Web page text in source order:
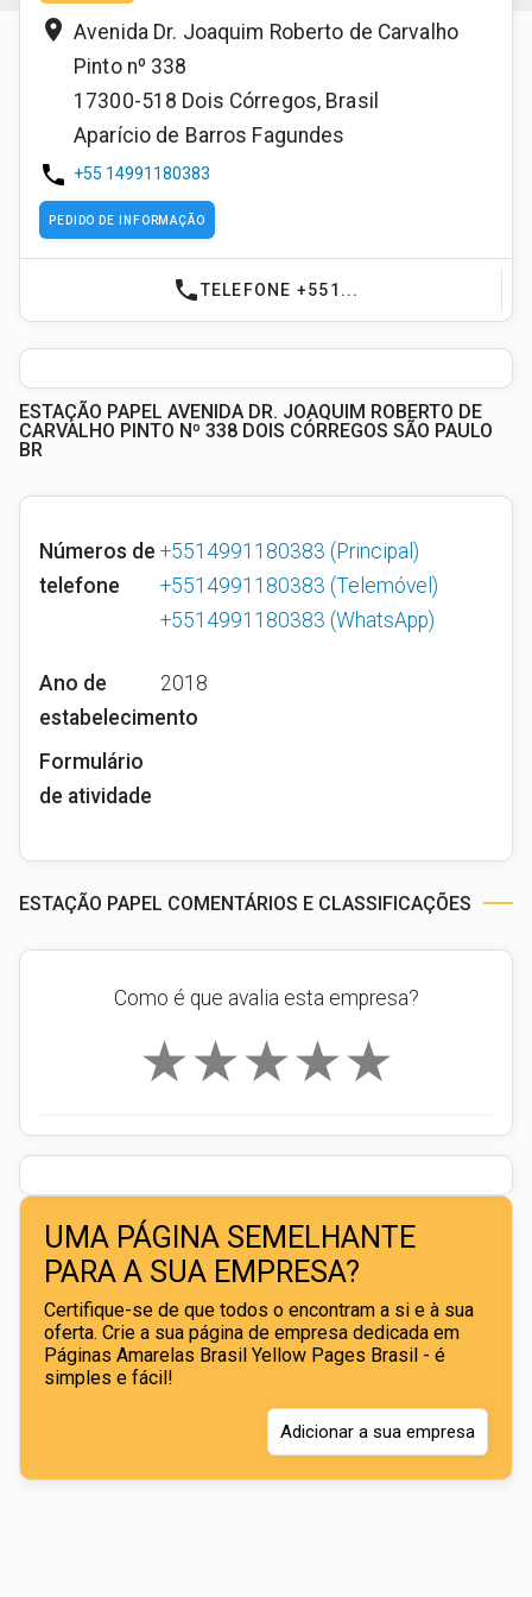
place Avenida Dr. Joaquim Roberto de Carvalho
Pinto nº 338
17300-518 Dois Córregos, Brasil
Aparício de Barros Fagundes
phone +55 14991180383
PEDIDO DE INFORMAÇÃO
phoneTELEFONE +551...
ESTAÇÃO PAPEL AVENIDA DR. JOAQUIM ROBERTO DE
CARVALHO PINTO Nº 338 DOIS CÓRREGOS SÃO PAULO
BR
Números de
telefone
+5514991180383 (Principal)
+5514991180383 (Telemóvel)
+5514991180383 (WhatsApp)
Ano de
estabelecimento
2018
Formulário
de atividade
ESTAÇÃO PAPEL COMENTÁRIOS E CLASSIFICAÇÕES
Como é que avalia esta empresa?
★
★
★
★
★
UMA PÁGINA SEMELHANTE
PARA A SUA EMPRESA?
Certifique-se de que todos o encontram a si e à sua
oferta. Crie a sua página de empresa dedicada em
Páginas Amarelas Brasil Yellow Pages Brasil - é
simples e fácil!
Adicionar a sua empresa